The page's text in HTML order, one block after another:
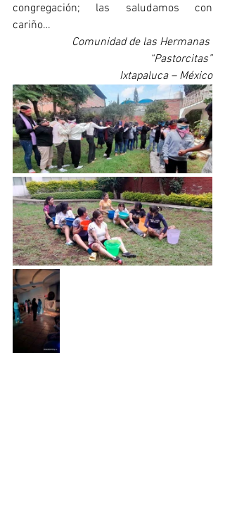
congregación; las saludamos con
cariño…
Comunidad de las Hermanas
“Pastorcitas”
Ixtapaluca – México